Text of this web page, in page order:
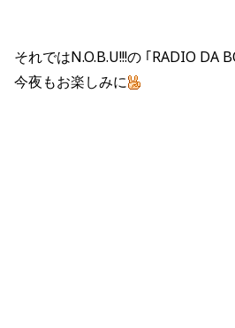
それではN.O.B.U!!!の ｢RADIO DA
今夜もお楽しみに